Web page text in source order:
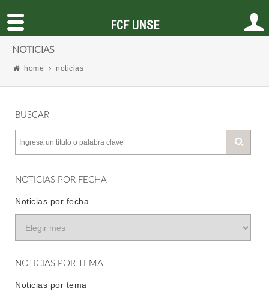
NOTICIAS
home noticias
BUSCAR
NOTICIAS POR FECHA
Noticias por fecha
NOTICIAS POR TEMA
Noticias por tema
FCF UNSE